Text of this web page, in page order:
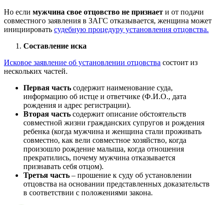
Но если мужчина свое отцовство не признает и от подачи
совместного заявления в ЗАГС отказывается, женщина может
инициировать судебную процедуру установления отцовства.
Составление иска
Исковое заявление об установлении отцовства состоит из
нескольких частей.
Первая часть содержит наименование суда,
информацию об истце и ответчике (Ф.И.О., дата
рождения и адрес регистрации).
Вторая часть содержит описание обстоятельств
совместной жизни гражданских супругов и рождения
ребенка (когда мужчина и женщина стали проживать
совместно, как вели совместное хозяйство, когда
произошло рождение малыша, когда отношения
прекратились, почему мужчина отказывается
признавать себя отцом).
Третья часть – прошение к суду об установлении
отцовства на основании представленных доказательств
в соответствии с положениями закона.